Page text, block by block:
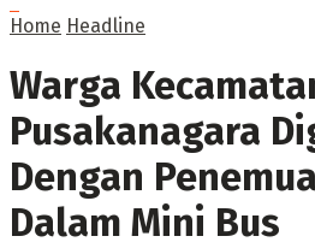
Home Headline
Warga
Pusakanagara
Dengan
Dalam Mini Bus